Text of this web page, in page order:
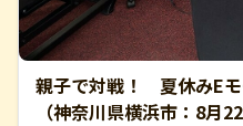
親子で対戦！ 夏休みE
（神奈川県横浜市：8月22